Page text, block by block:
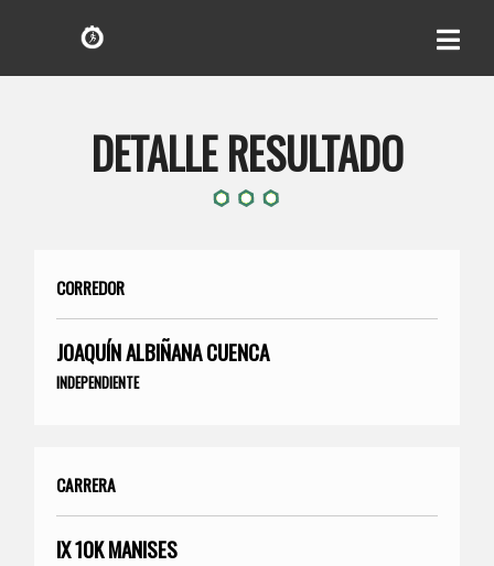
DETALLE RESULTADO
CORREDOR
JOAQUÍN ALBIÑANA CUENCA
INDEPENDIENTE
CARRERA
IX 10K MANISES